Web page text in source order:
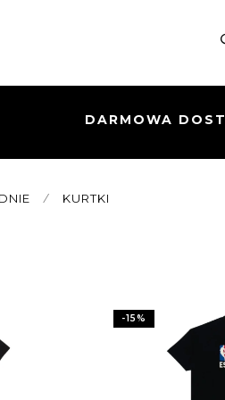
⁄ KURTKI
-15%